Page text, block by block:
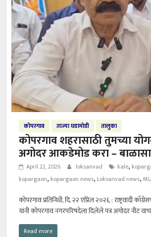
कोपरगाव ताज्या घडामोडी तालुका
कोपरगाव शहरासाठी तुमच्या
अगोदर आकडेमोड करा –
April 22, 2026 loksanvad kale,
kopargaon, kopargaon news, Loksanvad news,
कोपरगाव प्रतिनिधी, दि. २२ एप्रिल २०२६ : राष्ट्रवादी
यांनी कोपरगाव नगरपरिषदेला दिलेले पत्र अगोदर नीट
Read more